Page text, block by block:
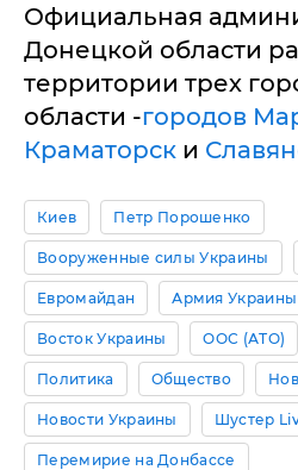
Официальная
Донецкой области
территории трех
области -городов
Краматорск и
Киев Петр Порошенко
Вооруженные силы Украины
Евромайдан Армия
Восток Украины ООС (АТО)
Политика Общество
Новости Украины Шустер
Перемирие на Донбассе